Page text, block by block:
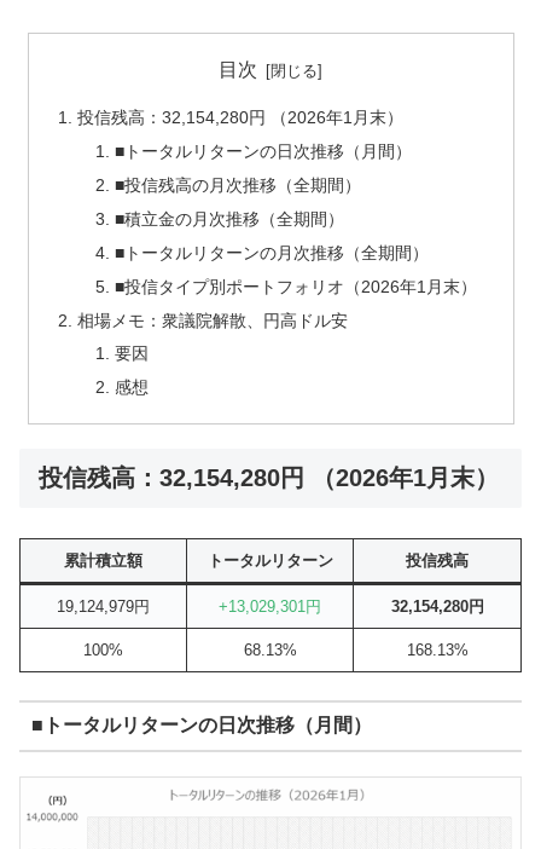
目次
投信残高：32,154,280円 （2026年1月末）
■トータルリターンの日次推移（月間）
■投信残高の月次推移（全期間）
■積立金の月次推移（全期間）
■トータルリターンの月次推移（全期間）
■投信タイプ別ポートフォリオ（2026年1月末）
相場メモ：衆議院解散、円高ドル安
要因
感想
投信残高：32,154,280円 （2026年1月末）
累計積立額 トータルリターン 投信残高
19,124,979円 +13,029,301円 32,154,280円
100% 68.13% 168.13%
■トータルリターンの日次推移（月間）